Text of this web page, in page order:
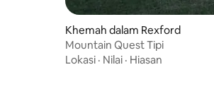
Khemah dalam Rexford
Mountain Quest Tipi
Lokasi · Nilai · Hiasan